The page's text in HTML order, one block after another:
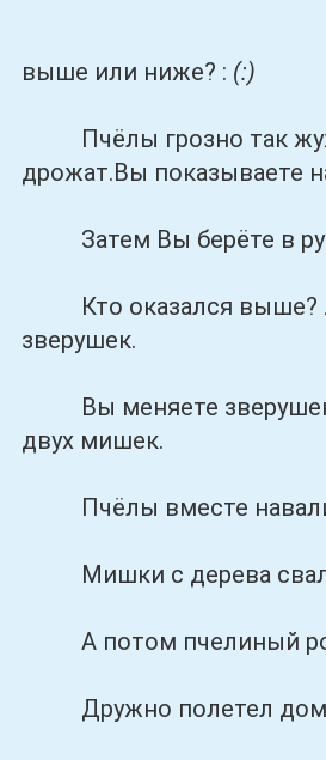
выше или ниже? : (:)
Пчёлы грозно так
дрожат.Вы показываете
Затем Вы берёте в
Кто оказался выше?
зверушек.
Вы меняете зверушек
двух мишек.
Пчёлы вместе
Мишки с дерева
А потом пчелиный
Дружно полетел